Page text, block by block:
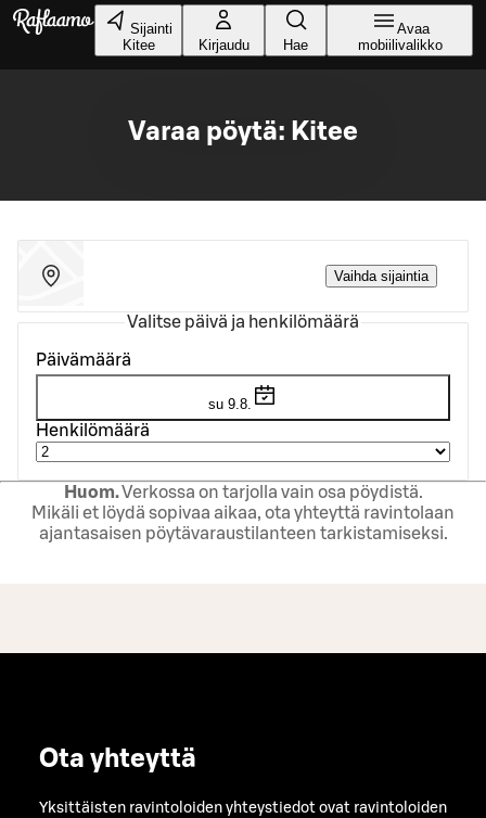
Siirry pääsisältöön
Sijainti
Kitee
Kirjaudu Hae
Avaa
mobiilivalikko
Varaa pöytä: Kitee
Vaihda sijaintia
Valitse päivä ja henkilömäärä
Päivämäärä
su 9.8.
Henkilömäärä
Huom.Verkossa on tarjolla vain osa pöydistä.
Mikäli et löydä sopivaa aikaa, ota yhteyttä ravintolaan
ajantasaisen pöytävaraustilanteen tarkistamiseksi.
Ota yhteyttä
Yksittäisten ravintoloiden yhteystiedot ovat ravintoloiden